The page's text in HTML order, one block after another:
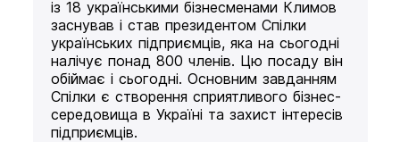
із 18 українськими бізнесменами Климов
заснував і став президентом Спілки
українських підприємців, яка на сьогодні
налічує понад 800 членів. Цю посаду він
обіймає і сьогодні. Основним завданням
Спілки є створення сприятливого бізнес-
середовища в Україні та захист інтересів
підприємців.